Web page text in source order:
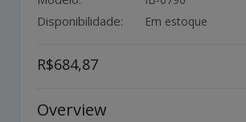
Disponibilidade: Em estoque
R$684,87
Overview